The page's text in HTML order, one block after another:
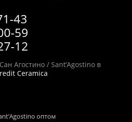
43
59
12
Агостино / Sant’Agostino в
Ceramica
оптом